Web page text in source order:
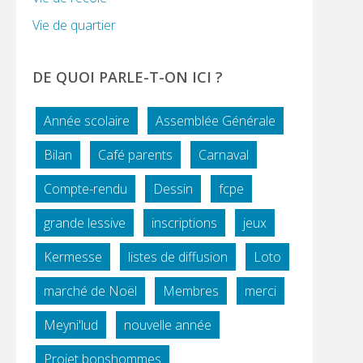
Vie de quartier
DE QUOI PARLE-T-ON ICI ?
Année scolaire
Assemblée Générale
Bilan
Café parents
Carnaval
Compte-rendu
Dessin
fcpe
grande lessive
inscriptions
jeux
Kermesse
listes de diffusion
Loto
marché de Noël
Membres
merci
Meyni'lud
nouvelle année
Projet bonshommes